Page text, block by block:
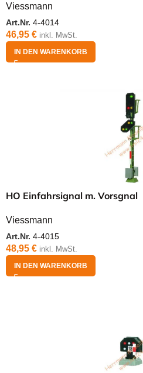
Viessmann
Art.Nr. 4-4014
46,95 € inkl. MwSt.
IN DEN WARENKORB
HO Einfahrsignal m. Vorsgnal
Viessmann
Art.Nr. 4-4015
48,95 € inkl. MwSt.
IN DEN WARENKORB